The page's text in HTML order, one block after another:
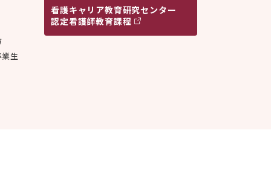
生
看護キャリア教育研究センター
認定看護師教育課程